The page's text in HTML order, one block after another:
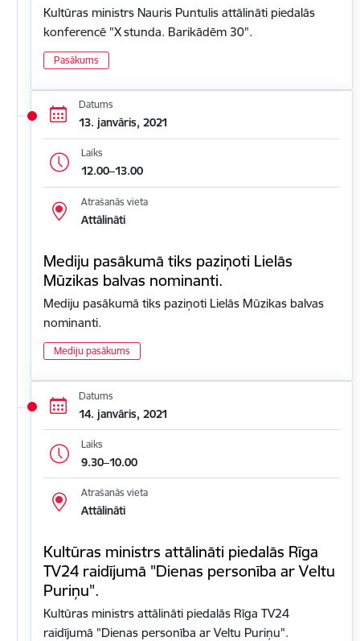
Kultūras ministrs Nauris Puntulis attālināti piedalās
konferencē "X stunda. Barikādēm 30".
Pasākums
Datums
13. janvāris, 2021
Laiks
12.00–13.00
Atrašanās vieta
Attālināti
Mediju pasākumā tiks paziņoti Lielās
Mūzikas balvas nominanti.
Mediju pasākumā tiks paziņoti Lielās Mūzikas balvas
nominanti.
Mediju pasākums
Datums
14. janvāris, 2021
Laiks
9.30–10.00
Atrašanās vieta
Attālināti
Kultūras ministrs attālināti piedalās Rīga
TV24 raidījumā "Dienas personība ar Veltu
Puriņu".
Kultūras ministrs attālināti piedalās Rīga TV24
raidījumā "Dienas personība ar Veltu Puriņu".